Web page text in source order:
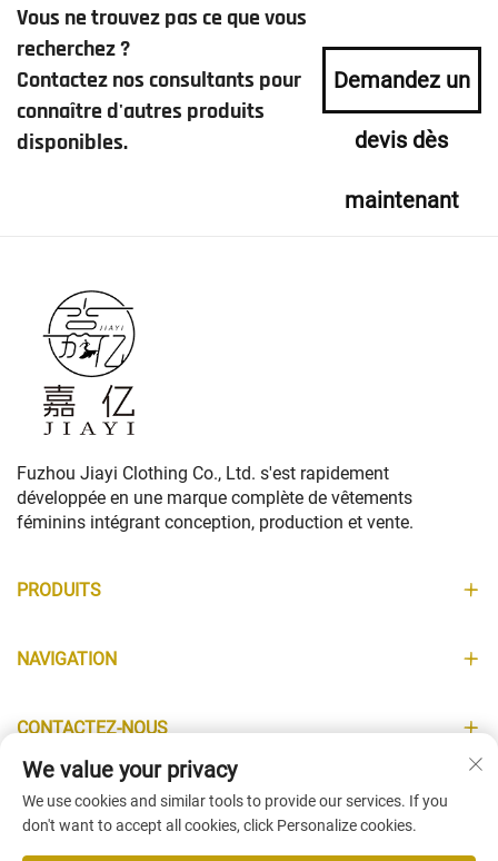
Vous ne trouvez pas ce que vous
recherchez ?
Contactez nos consultants pour
connaître d'autres produits
disponibles.
Demandez un
devis dès
maintenant
Fuzhou Jiayi Clothing Co., Ltd. s'est rapidement
développée en une marque complète de vêtements
féminins intégrant conception, production et vente.
PRODUITS
NAVIGATION
CONTACTEZ-NOUS
INFORMATIONS
We value your privacy
We use cookies and similar tools to provide our services. If you
don't want to accept all cookies, click Personalize cookies.